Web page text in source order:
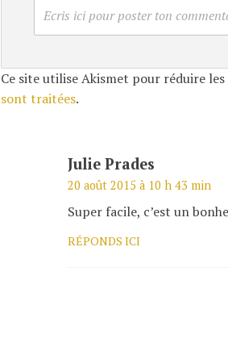
Ecris ici pour poster ton
Ce site utilise Akismet pour réduire les
sont traitées.
Julie Prades
20 août 2015 à 10 h 43 min
Super facile, c’est un
RÉPONDS ICI